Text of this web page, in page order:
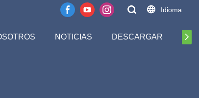
Idioma
NOTICIAS DESCARGAR